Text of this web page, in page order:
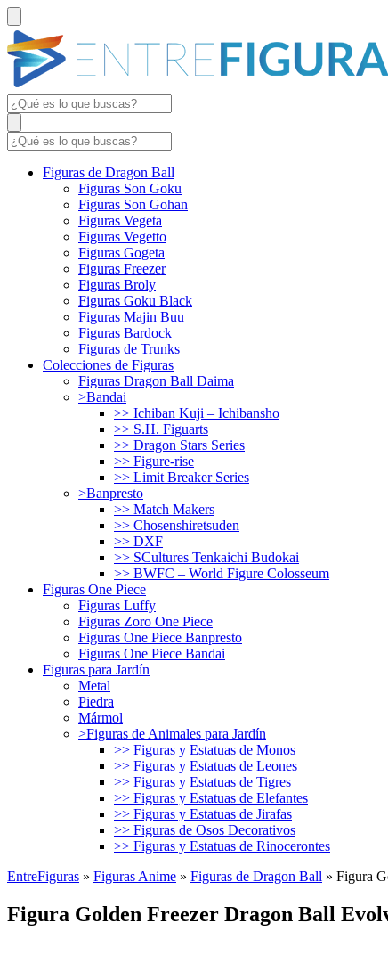
Figuras de Dragon Ball
Figuras Son Goku
Figuras Son Gohan
Figuras Vegeta
Figuras Vegetto
Figuras Gogeta
Figuras Freezer
Figuras Broly
Figuras Goku Black
Figuras Majin Buu
Figuras Bardock
Figuras de Trunks
Colecciones de Figuras
Figuras Dragon Ball Daima
>Bandai
>> Ichiban Kuji – Ichibansho
>> S.H. Figuarts
>> Dragon Stars Series
>> Figure-rise
>> Limit Breaker Series
>Banpresto
>> Match Makers
>> Chosenshiretsuden
>> DXF
>> SCultures Tenkaichi Budokai
>> BWFC – World Figure Colosseum
Figuras One Piece
Figuras Luffy
Figuras Zoro One Piece
Figuras One Piece Banpresto
Figuras One Piece Bandai
Figuras para Jardín
Metal
Piedra
Mármol
>Figuras de Animales para Jardín
>> Figuras y Estatuas de Monos
>> Figuras y Estatuas de Leones
>> Figuras y Estatuas de Tigres
>> Figuras y Estatuas de Elefantes
>> Figuras y Estatuas de Jirafas
>> Figuras de Osos Decorativos
>> Figuras y Estatuas de Rinocerontes
EntreFiguras » Figuras Anime » Figuras de Dragon Ball » Figura
Figura Golden Freezer Dragon Ball